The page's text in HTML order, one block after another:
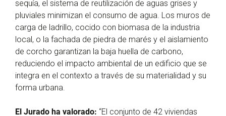
sequía, el sistema de reutilización de aguas grises y
pluviales minimizan el consumo de agua. Los muros de
carga de ladrillo, cocido con biomasa de la industria
local, o la fachada de piedra de marés y el aislamiento
de corcho garantizan la baja huella de carbono,
reduciendo el impacto ambiental de un edificio que se
integra en el contexto a través de su materialidad y su
forma urbana.
El Jurado ha valorado: “El conjunto de 42 viviendas